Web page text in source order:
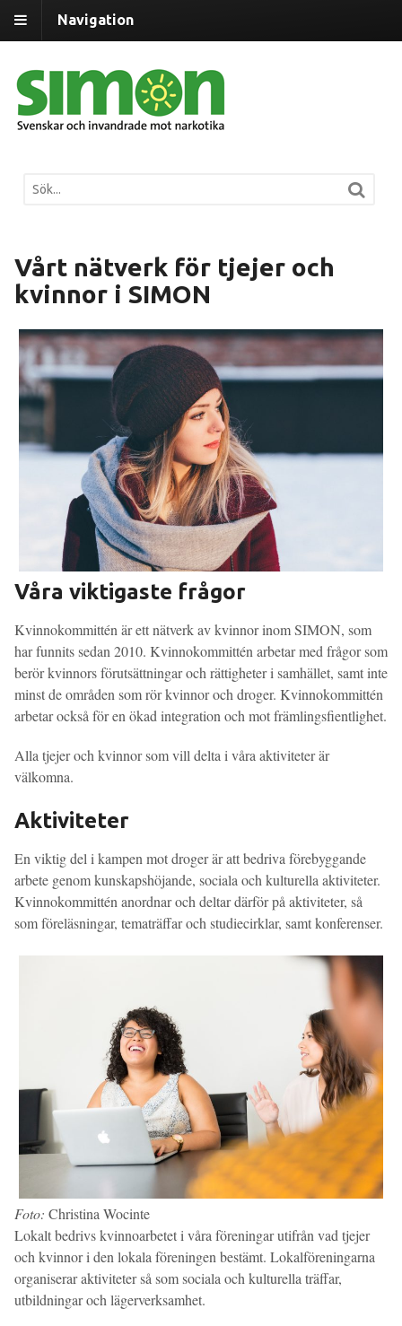
Navigation
Vårt nätverk för tjejer och
kvinnor i SIMON
Våra viktigaste frågor
Kvinnokommittén är ett nätverk av kvinnor inom SIMON, som
har funnits sedan 2010. Kvinnokommittén arbetar med frågor som
berör kvinnors förutsättningar och rättigheter i samhället, samt inte
minst de områden som rör kvinnor och droger. Kvinnokommittén
arbetar också för en ökad integration och mot främlingsfientlighet.
Alla tjejer och kvinnor som vill delta i våra aktiviteter är
välkomna.
Aktiviteter
En viktig del i kampen mot droger är att bedriva förebyggande
arbete genom kunskapshöjande, sociala och kulturella aktiviteter.
Kvinnokommittén anordnar och deltar därför på aktiviteter, så
som föreläsningar, tematräffar och studiecirklar, samt konferenser.
Foto: Christina Wocinte
Lokalt bedrivs kvinnoarbetet i våra föreningar utifrån vad tjejer
och kvinnor i den lokala föreningen bestämt. Lokalföreningarna
organiserar aktiviteter så som sociala och kulturella träffar,
utbildningar och lägerverksamhet.